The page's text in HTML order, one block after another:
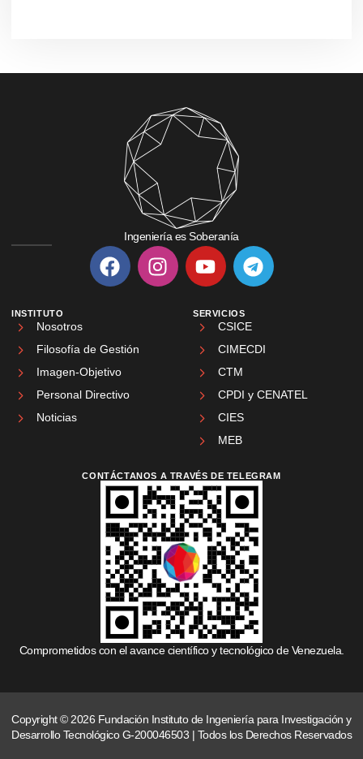
Ingeniería es Soberanía
INSTITUTO
Nosotros
Filosofía de Gestión
Imagen-Objetivo
Personal Directivo
Noticias
SERVICIOS
CSICE
CIMECDI
CTM
CPDI y CENATEL
CIES
MEB
CONTÁCTANOS A TRAVÉS DE TELEGRAM
Comprometidos con el avance científico y tecnológico de Venezuela.
Copyright © 2026 Fundación Instituto de Ingeniería para Investigación y
Desarrollo Tecnológico G-200046503 | Todos los Derechos Reservados